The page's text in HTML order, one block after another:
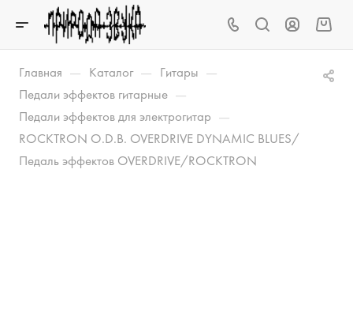
Главная — Каталог — Гитары —
Педали эффектов гитарные —
Педали эффектов для электрогитар —
ROCKTRON O.D.B. OVERDRIVE DYNAMIC BLUES/
Педаль эффектов OVERDRIVE/ROCKTRON